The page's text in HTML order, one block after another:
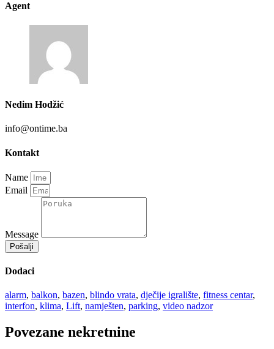
Agent
Nedim Hodžić
info@ontime.ba
Kontakt
Name
Email
Message
Pošalji
Dodaci
alarm, balkon, bazen, blindo vrata, dječije igralište, fitness centar,
interfon, klima, Lift, namješten, parking, video nadzor
Povezane nekretnine